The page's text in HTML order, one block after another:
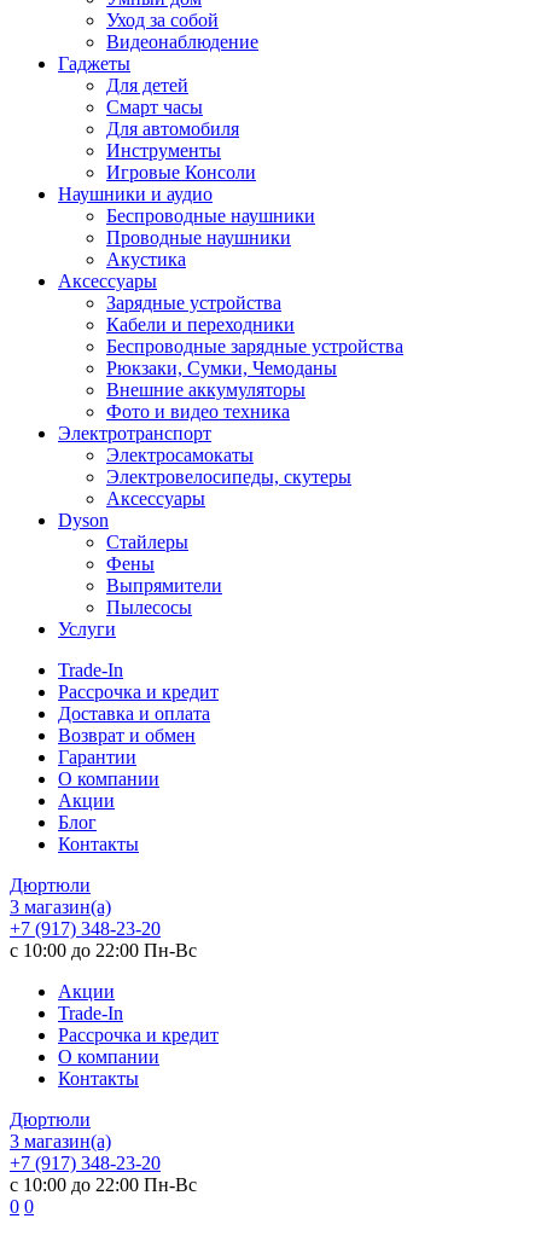
Уход за собой
Видеонаблюдение
Гаджеты
Для детей
Смарт часы
Для автомобиля
Инструменты
Игровые Консоли
Наушники и аудио
Беспроводные наушники
Проводные наушники
Акустика
Аксессуары
Зарядные устройства
Кабели и переходники
Беспроводные зарядные устройства
Рюкзаки, Сумки, Чемоданы
Внешние аккумуляторы
Фото и видео техника
Электротранспорт
Электросамокаты
Электровелосипеды, скутеры
Аксессуары
Dyson
Стайлеры
Фены
Выпрямители
Пылесосы
Услуги
Trade-In
Рассрочка и кредит
Доставка и оплата
Возврат и обмен
Гарантии
О компании
Акции
Блог
Контакты
Дюртюли
3 магазин(а)
+7 (917) 348-23-20
с 10:00 до 22:00 Пн-Вс
Акции
Trade-In
Рассрочка и кредит
О компании
Контакты
Дюртюли
3 магазин(а)
+7 (917) 348-23-20
с 10:00 до 22:00 Пн-Вс
0 0